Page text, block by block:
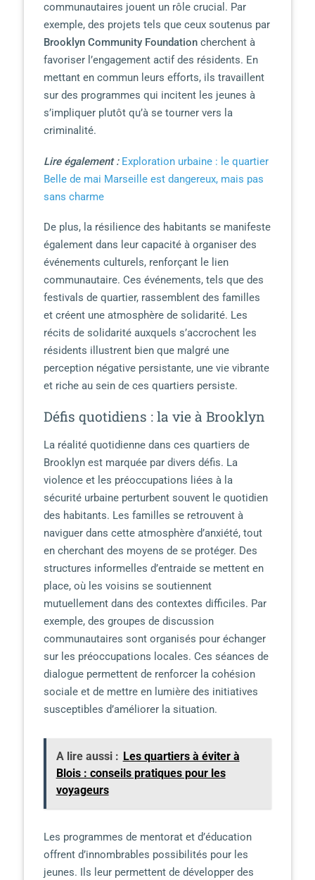
communautaires jouent un rôle crucial. Par
exemple, des projets tels que ceux soutenus par
Brooklyn Community Foundationcherchent à
favoriser l’engagement actif des résidents. En
mettant en commun leurs efforts, ils travaillent
sur des programmes qui incitent les jeunes à
s’impliquer plutôt qu’à se tourner vers la
criminalité.
Lire également : Exploration urbaine : le quartier
Belle de mai Marseille est dangereux, mais pas
sans charme
De plus, la résilience des habitants se manifeste
également dans leur capacité à organiser des
événements culturels, renforçant le lien
communautaire. Ces événements, tels que des
festivals de quartier, rassemblent des familles
et créent une atmosphère de solidarité. Les
récits de solidarité auxquels s’accrochent les
résidents illustrent bien que malgré une
perception négative persistante, une vie vibrante
et riche au sein de ces quartiers persiste.
Défis quotidiens : la vie à Brooklyn
La réalité quotidienne dans ces quartiers de
Brooklyn est marquée par divers défis. La
violence et les préoccupations liées à la
sécurité urbaine perturbent souvent le quotidien
des habitants. Les familles se retrouvent à
naviguer dans cette atmosphère d’anxiété, tout
en cherchant des moyens de se protéger. Des
structures informelles d’entraide se mettent en
place, où les voisins se soutiennent
mutuellement dans des contextes difficiles. Par
exemple, des groupes de discussion
communautaires sont organisés pour échanger
sur les préoccupations locales. Ces séances de
dialogue permettent de renforcer la cohésion
sociale et de mettre en lumière des initiatives
susceptibles d’améliorer la situation.
A lire aussi : Les quartiers à éviter à
Blois : conseils pratiques pour les
voyageurs
Les programmes de mentorat et d’éducation
offrent d’innombrables possibilités pour les
jeunes. Ils leur permettent de développer des